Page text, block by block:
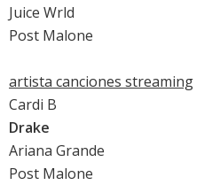
Juice Wrld
Post Malone
artista canciones streaming
Cardi B
Drake
Ariana Grande
Post Malone